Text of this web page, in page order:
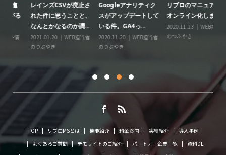
レインズCSVが廃止さ
れた件に思うことと、
なんとかなるのか調...
2021.01.20
WEB担当者
のつぶやき
Googleアナリティク
スがアップデートして
いる件。GA4っ...
2020.11.20
WEB担当者
のつぶやき
リブロのマニュアルを
オンライン化しました
2020.11.13
WEB担当者
のつぶやき
TOP リブロMSとは 機能紹介 料金案内 実績紹介
導入事例
よくあるご質問
デモサイトのご紹介 パートナー企業一覧
資料DL